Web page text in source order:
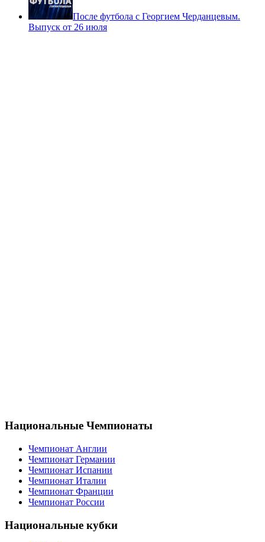
После футбола с Георгием Черданцевым.
Выпуск от 26 июля
Национальные Чемпионаты
Чемпионат Англии
Чемпионат Германии
Чемпионат Испании
Чемпионат Италии
Чемпионат Франции
Чемпионат России
Национальные кубки